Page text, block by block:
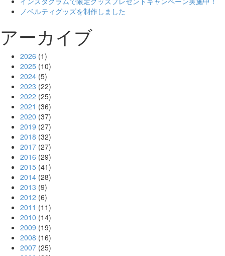
ノベルティグッズを制作しました
アーカイブ
2026 (1)
2025 (10)
2024 (5)
2023 (22)
2022 (25)
2021 (36)
2020 (37)
2019 (27)
2018 (32)
2017 (27)
2016 (29)
2015 (41)
2014 (28)
2013 (9)
2012 (6)
2011 (11)
2010 (14)
2009 (19)
2008 (16)
2007 (25)